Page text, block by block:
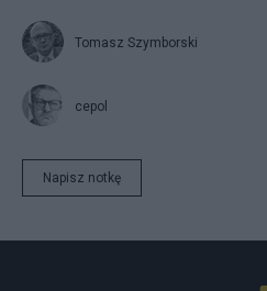
Tomasz Szymborski
cepol
Napisz notkę